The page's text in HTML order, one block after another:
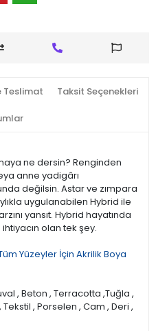
Teslimat Taksit Seçenekleri
ne dersin? Renginden
anne yadigârı
değilsin. Astar ve zımpara
uygulanabilen Hybrid ile
yansıt. Hybrid hayatında
olan tek şey.
Yüzeyler İçin Akrilik Boya
, Beton , Terracotta ,Tuğla ,
, Porselen , Cam , Deri ,